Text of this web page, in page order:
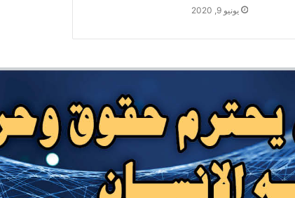
يونيو 9, 2020